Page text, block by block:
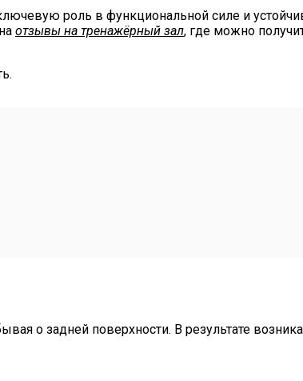
роль в функциональной силе и
отзывы на тренажёрный зал, где можно
о задней поверхности. В результате